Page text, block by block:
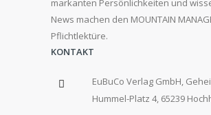
markanten Persönlichkeiten und
News machen den MOUNTAIN
Pflichtlektüre.
KONTAKT
EuBuCo Verlag GmbH,
Hummel-Platz 4, 65239